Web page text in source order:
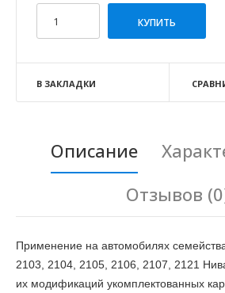
В ЗАКЛАДКИ
Описание
Отзывов
Применение на автомобилях
2103, 2104, 2105, 2106, 2107, 2121
их модификаций укомплектованных